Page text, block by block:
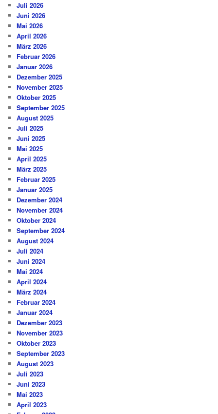
Juli 2026
Juni 2026
Mai 2026
April 2026
März 2026
Februar 2026
Januar 2026
Dezember 2025
November 2025
Oktober 2025
September 2025
August 2025
Juli 2025
Juni 2025
Mai 2025
April 2025
März 2025
Februar 2025
Januar 2025
Dezember 2024
November 2024
Oktober 2024
September 2024
August 2024
Juli 2024
Juni 2024
Mai 2024
April 2024
März 2024
Februar 2024
Januar 2024
Dezember 2023
November 2023
Oktober 2023
September 2023
August 2023
Juli 2023
Juni 2023
Mai 2023
April 2023